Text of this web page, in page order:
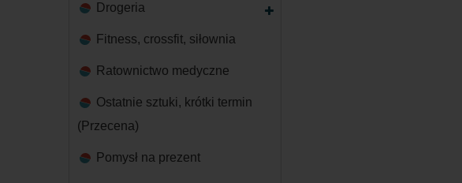
Drogeria
Fitness, crossfit, siłownia
Ratownictwo medyczne
Ostatnie sztuki, krótki termin
(Przecena)
Pomysł na prezent